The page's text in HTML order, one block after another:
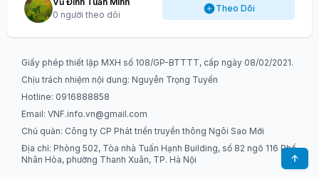
0 người theo dõi
Theo Dõi
Giấy phép thiết lập MXH số 108/GP-BTTTT, cấp ngày 08/02/2021.
Chịu trách nhiệm nội dung: Nguyễn Trọng Tuyến
Hotline: 0916888858
Email: VNF.info.vn@gmail.com
Chủ quản: Công ty CP Phát triển truyền thông Ngôi Sao Mới
Địa chỉ: Phòng 502, Tòa nhà Tuấn Hạnh Building, số 82 ngõ 116 Phố
Nhân Hòa, phường Thanh Xuân, TP. Hà Nội